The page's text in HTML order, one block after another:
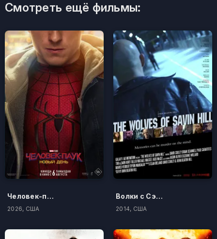
Смотреть ещё фильмы:
Человек-паук: Новый день
2026, США
Волки с Сэйвин-Хилл
2014, США